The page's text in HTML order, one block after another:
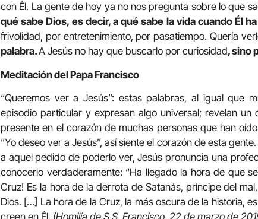
con Él. La gente de hoy ya no nos pregunta sobre lo que
qué sabe Dios, es decir, a qué sabe la vida cuando Él
frivolidad, por entretenimiento, por pasatiempo. Quería
palabra.A Jesús no hay que buscarlo por curiosidad, sino
Meditación del Papa Francisco
“Queremos ver a Jesús”: estas palabras, al igual que
episodio particular y expresan algo universal; revelan
presente en el corazón de muchas personas que han
“Yo deseo ver a Jesús”, así siente el corazón de esta
a aquel pedido de poderlo ver, Jesús pronuncia una
conocerlo verdaderamente: “Ha llegado la hora de que
Cruz! Es la hora de la derrota de Satanás, príncipe del
Dios. […] La hora de la Cruz, la más oscura de la historia,